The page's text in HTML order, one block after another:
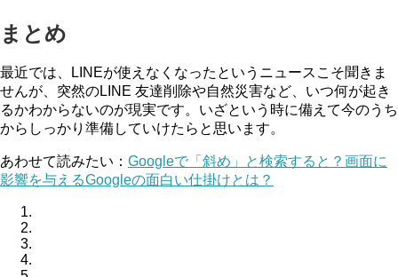
まとめ
最近では、LINEが使えなくなったというニュースこそ聞きま
せんが、突然のLINE 友達削除や自然災害など、いつ何が起き
るかわからないのが現実です。いざという時に備えて今のうち
からしっかり準備していけたらと思います。
あわせて読みたい： Googleで「斜め」と検索すると？画面に
影響を与えるGoogleの面白い仕掛けとは？